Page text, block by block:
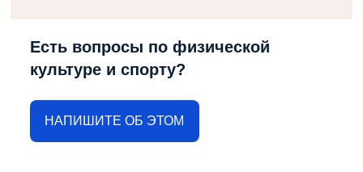
Есть вопросы по физической
культуре и спорту?
НАПИШИТЕ ОБ ЭТОМ